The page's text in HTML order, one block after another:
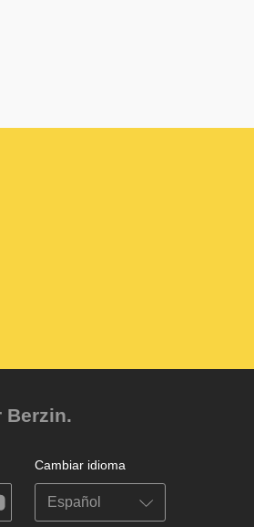
Berzin.
Cambiar idioma
youtube